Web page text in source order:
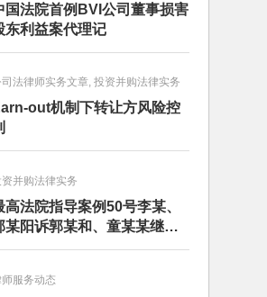
国法院首例BVI公司董事损害
东利益案代理记
法律师实务文章, 投资并购法律实务
out机制下转让方风险控
并购法律实务
高法院指导案例50号李某、
某阳诉郭某和、童某某继承
纷案
服务动态